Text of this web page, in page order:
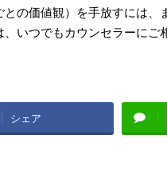
の価値観）を手放すには、
いつでもカウンセラーにご
シェア